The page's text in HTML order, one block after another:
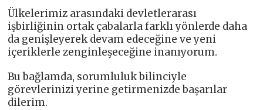
Ülkelerimiz arasındaki devletlerarası
işbirliğinin ortak çabalarla farklı yönlerde daha
da genişleyerek devam edeceğine ve yeni
içeriklerle zenginleşeceğine inanıyorum.
Bu bağlamda, sorumluluk bilinciyle
görevlerinizi yerine getirmenizde başarılar
dilerim.